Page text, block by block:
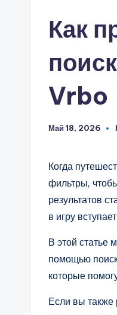
Как
Vrbo
Май 18, 2026
Когда
фильтры,
результатов
в игру
В этой статье
помощью
которые
Если вы также